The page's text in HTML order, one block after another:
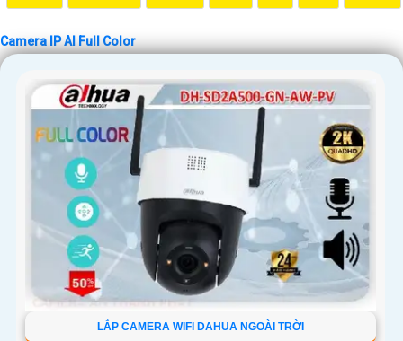
Camera IP AI Full Color
LẮP CAMERA WIFI DAHUA NGOÀI TRỜI